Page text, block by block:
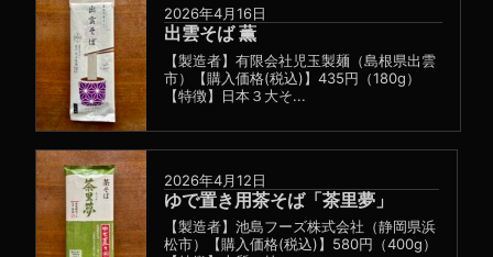
2026年4月16日
出雲そば 薫
【製造者】有限会社児玉製麺（島根県出雲
市）【購入価格(税込)】435円（180g）
【特徴】日本３大そ...
2026年4月12日
ゆで置き用茶そば「茶里夢」
【製造者】池島フーズ株式会社（静岡県浜
松市）【購入価格(税込)】580円（400g）